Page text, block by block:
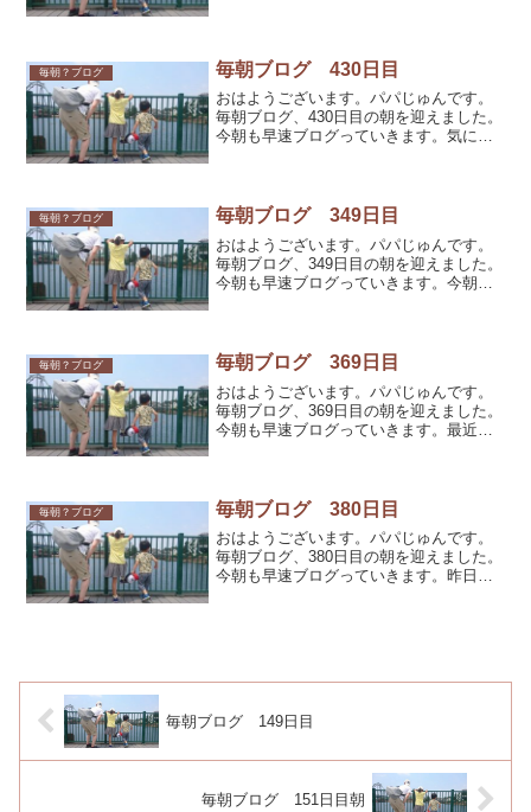
付くことは多々ありま...
毎朝？ブログ 毎朝ブログ 430日目
おはようございます。パパじゅんです。
毎朝ブログ、430日目の朝を迎えました。
今朝も早速ブログっていきます。気にし
い本音を言って場...
毎朝？ブログ 毎朝ブログ 349日目
おはようございます。パパじゅんです。
毎朝ブログ、349日目の朝を迎えました。
今朝も早速ブログっていきます。今朝も
ムか...
毎朝？ブログ 毎朝ブログ 369日目
おはようございます。パパじゅんです。
毎朝ブログ、369日目の朝を迎えました。
今朝も早速ブログっていきます。最近睡
られて目を覚ますこと...
毎朝？ブログ 毎朝ブログ 380日目
おはようございます。パパじゅんです。
毎朝ブログ、380日目の朝を迎えました。
今朝も早速ブログっていきます。昨日、
毎朝ブログ 149日目
毎朝ブログ 151日目朝